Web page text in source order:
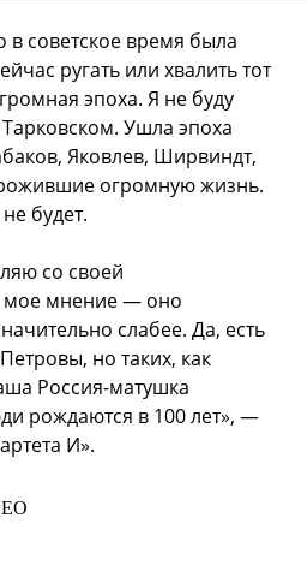
в советское время была
ругать или хвалить тот
эпоха. Я не буду
Ушла эпоха
Яковлев, Ширвиндт,
огромную жизнь.
будет.
со своей
мое мнение — оно
слабее. Да, есть
но таких, как
Россия-матушка
рождаются в 100 лет», —
И».